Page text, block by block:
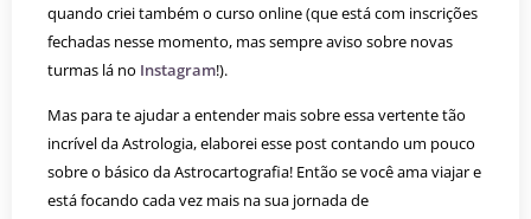
quando criei também o curso online (que está com inscrições
fechadas nesse momento, mas sempre aviso sobre novas
turmas lá no Instagram!).
Mas para te ajudar a entender mais sobre essa vertente tão
incrível da Astrologia, elaborei esse post contando um pouco
sobre o básico da Astrocartografia! Então se você ama viajar e
está focando cada vez mais na sua jornada de